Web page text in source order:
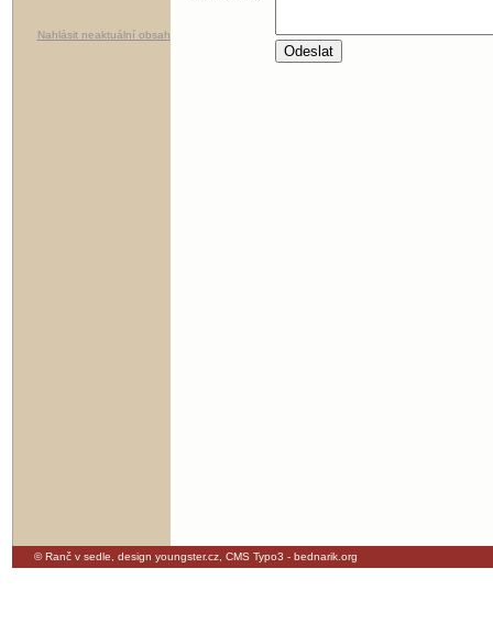
Nahlásit neaktuální obsah
© Ranč v sedle, design youngster.cz, CMS Typo3 - bednarik.org